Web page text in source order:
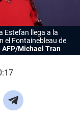
Estefan llega a la
el Fontainebleau de
AFP/Michael Tran